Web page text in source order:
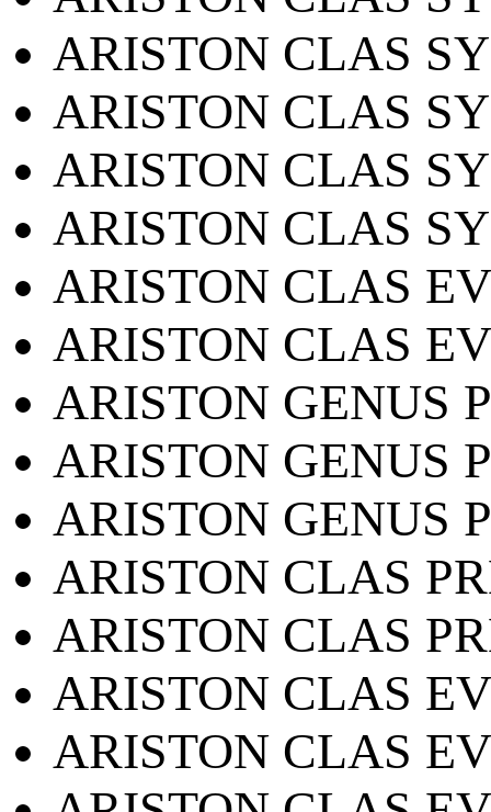
ARISTON CLAS
ARISTON CLAS
ARISTON CLAS
ARISTON CLAS
ARISTON CLAS
ARISTON CLAS
ARISTON GENUS
ARISTON GENUS
ARISTON GENUS
ARISTON CLAS
ARISTON CLAS
ARISTON CLAS
ARISTON CLAS